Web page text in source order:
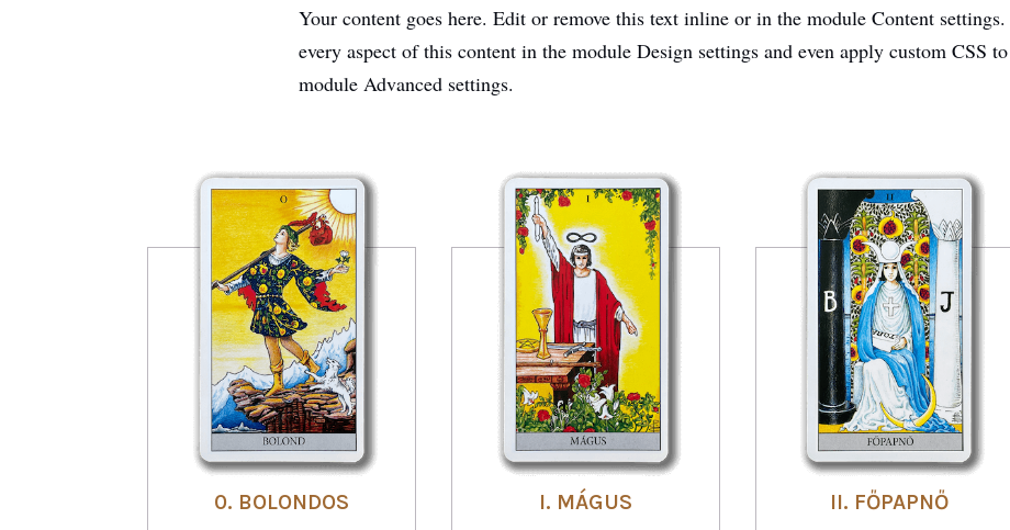
Your content goes here. Edit or remove this text inline or in the module Content
every aspect of this content in the module Design settings and even apply custom CSS
module Advanced settings.
0. BOLONDOS I. MÁGUS II. FŐPAPNŐ